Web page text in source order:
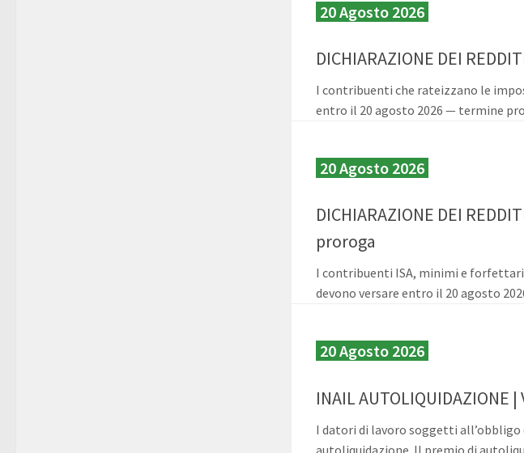
20 Agosto 2026
DICHIARAZIONE DEI
I contribuenti che rateizzano le
entro il 20 agosto 2026 — termine
20 Agosto 2026
DICHIARAZIONE DEI
proroga
I contribuenti ISA, minimi e forfettari
devono versare entro il 20 agosto
20 Agosto 2026
INAIL AUTOLIQUIDAZIONE
I datori di lavoro soggetti all’obbligo
autoliquidazione. Il premio di